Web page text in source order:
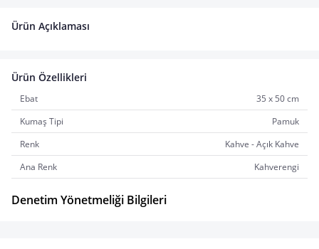
Ürün Açıklaması
Ürün Özellikleri
Ebat
35 x 50 cm
Kumaş Tipi
Pamuk
Renk
Kahve - Açık Kahve
Ana Renk
Kahverengi
Denetim Yönetmeliği Bilgileri